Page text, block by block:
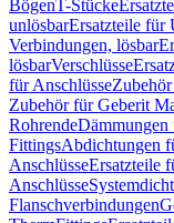
BögenT-Stücke
unlösbarErsatzteile für
Verbindungen, lösbar
lösbarVerschlüsse
für Anschlüsse
Zubehör für Geberit
RohrendeDämmungen
FittingsAbdichtungen
AnschlüsseErsatzteile
Anschlüsse
Flanschverbindungen